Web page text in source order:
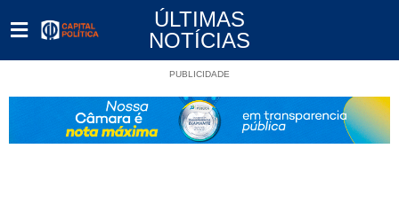
ÚLTIMAS
NOTÍCIAS
PUBLICIDADE